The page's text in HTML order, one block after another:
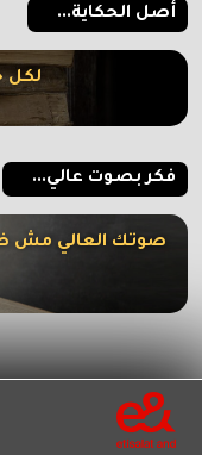
أصل الحكاية...
لكل
فكر بصوت عالي...
صوتك العالي مش